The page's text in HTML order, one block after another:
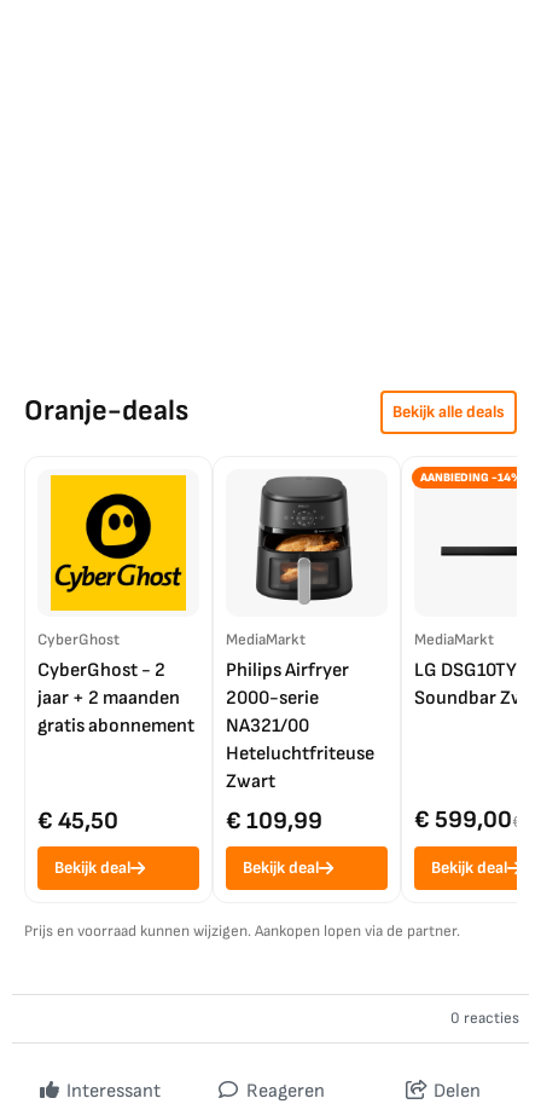
Oranje-deals Bekijk alle deals
CyberGhost
CyberGhost - 2
jaar + 2 maanden
gratis abonnement
€ 45,50
Bekijk deal
MediaMarkt
Philips Airfryer
2000-serie
NA321/00
Heteluchtfriteuse
Zwart
€ 109,99
Bekijk deal
AANBIEDING -14%
MediaMarkt
LG DSG10TY
Soundbar
€ 599,00€
Bekijk deal
Prijs en voorraad kunnen wijzigen. Aankopen lopen via de partner.
0 reacties
Interessant Reageren Delen